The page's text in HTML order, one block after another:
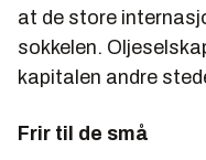
at de store
sokkelen.
kapitalen andre
Frir til de små